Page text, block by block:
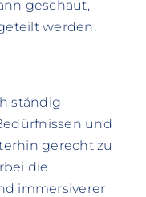
geschaut,
werden.
ständig
und
gerecht zu
die
immersiverer